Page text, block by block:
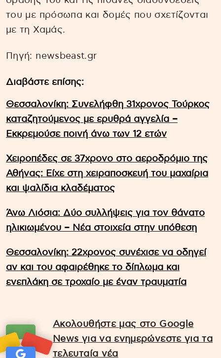
του με πρόσωπα και δομές που σχετίζονται
με τη Χαμάς.
Πηγή: newsbeast.gr
Διαβάστε επίσης:
Θεσσαλονίκη: Συνελήφθη 31χρονος Τούρκος
καταζητούμενος με ερυθρά αγγελία –
Εκκρεμούσε ποινή άνω των 12 ετών
Χειροπέδες σε 37χρονο στο αεροδρόμιο της
Αθήνας: Είχε στη χειραποσκευή του μαχαίρια
και ψαλίδια κλαδέματος
Άνω Λιόσια: Δύο συλλήψεις για τον θάνατο
ηλικιωμένου – Νέα στοιχεία στην υπόθεση
Θεσσαλονίκη: 22χρονος συνέχισε να οδηγεί
αν και του αφαιρέθηκε το δίπλωμα και
ενεπλάκη σε τροχαίο με έναν τραυματία
Ακολουθήστε μας στο Google
News για να ενημερώνεστε για τα
τελευταία νέα